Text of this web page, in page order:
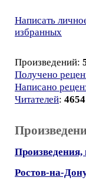
Написать
избранных
Произведений:
Получено
Написано
Читателей:
Ростов-на-